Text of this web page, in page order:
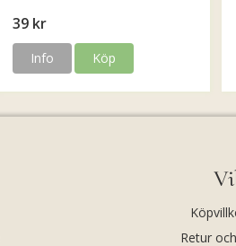
39 kr
Info Köp
Retur